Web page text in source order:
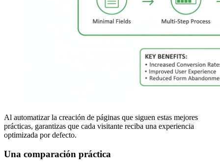
Al automatizar la creación de páginas que siguen estas mejores
prácticas, garantizas que cada visitante reciba una experiencia
optimizada por defecto.
Una comparación práctica